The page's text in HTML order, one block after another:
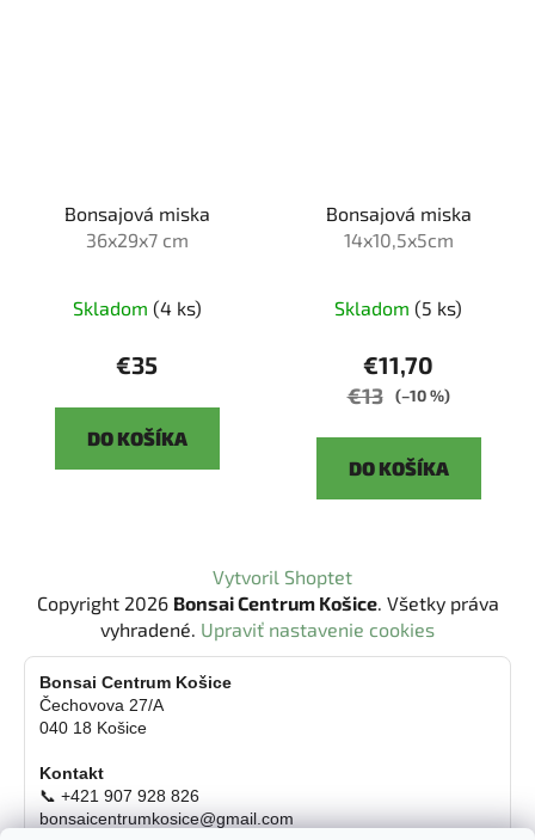
Bonsajová miska
36x29x7 cm
Skladom (4 ks)
€35
DO KOŠÍKA
Bonsajová miska
14x10,5x5cm
Skladom (5 ks)
€11,70
€13 (–10 %)
DO KOŠÍKA
Vytvoril Shoptet
Copyright 2026 Bonsai Centrum Košice. Všetky práva
vyhradené. Upraviť nastavenie cookies
Bonsai Centrum Košice
Čechovova 27/A
040 18 Košice
Kontakt
📞 +421 907 928 826
bonsaicentrumkosice@gmail.com